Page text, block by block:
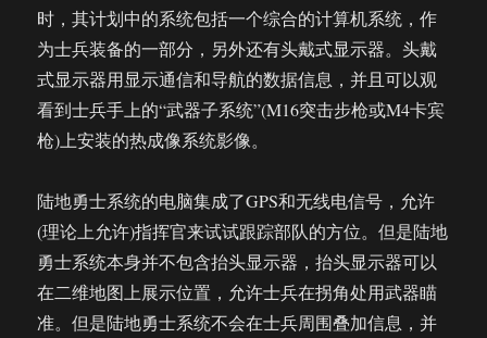
时，其计划中的系统包括一个综合的计算机系统，作
为士兵装备的一部分，另外还有头戴式显示器。头戴
式显示器用显示通信和导航的数据信息，并且可以观
看到士兵手上的“武器子系统”(M16突击步枪或M4卡宾
枪)上安装的热成像系统影像。
陆地勇士系统的电脑集成了GPS和无线电信号，允许
(理论上允许)指挥官来试试跟踪部队的方位。但是陆地
勇士系统本身并不包含抬头显示器，抬头显示器可以
在二维地图上展示位置，允许士兵在拐角处用武器瞄
准。但是陆地勇士系统不会在士兵周围叠加信息，并